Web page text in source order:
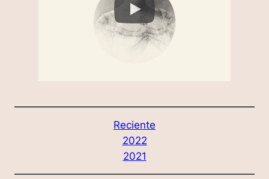
Reciente
2022
2021